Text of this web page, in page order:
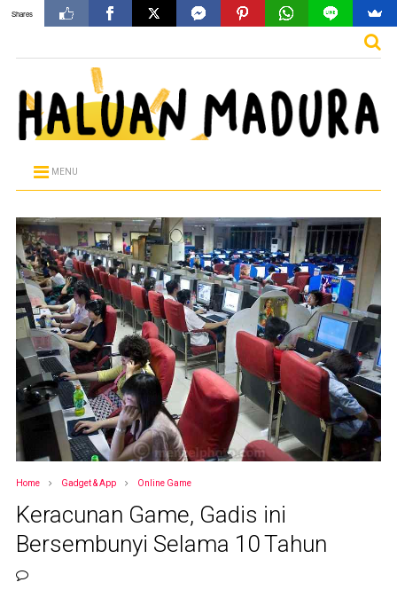
MENU
Home Gadget & App Online Game
Keracunan Game, Gadis ini
Bersembunyi Selama 10 Tahun
Shares